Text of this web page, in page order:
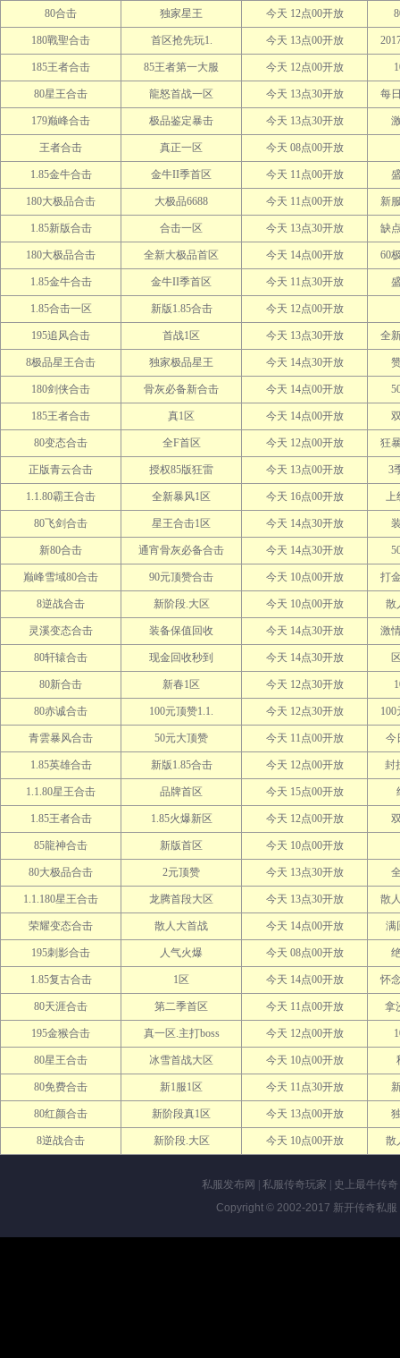
80合击 独家星王 今天 12点00开放
180戰聖合击 首区抢先玩1. 今天 13点00开放
185王者合击 85王者第一大服 今天 12点00开放
80星王合击 龍怒首战一区 今天 13点30开放 每
179巅峰合击 极品鉴定暴击 今天 13点30开放
王者合击 真正一区 今天 08点00开放
1.85金牛合击 金牛II季首区 今天 11点00开放
180大极品合击 大极品6688 今天 11点00开放 新
1.85新版合击 合击一区 今天 13点30开放 缺
180大极品合击 全新大极品首区 今天 14点00开放 60
1.85金牛合击 金牛II季首区 今天 11点30开放
1.85合击一区 新版1.85合击 今天 12点00开放
195追风合击 首战1区 今天 13点30开放 全
8极品星王合击 独家极品星王 今天 14点30开放
180剑侠合击 骨灰必备新合击 今天 14点00开放
185王者合击 真1区 今天 14点00开放
80变态合击 全F首区 今天 12点00开放 狂
正版青云合击 授权85版狂雷 今天 13点00开放 3
1.1.80霸王合击 全新暴风1区 今天 16点00开放 上
80飞剑合击 星王合击1区 今天 14点30开放
新80合击 通宵骨灰必备合击 今天 14点30开放
巅峰雪域80合击 90元顶赞合击 今天 10点00开放 打
8逆战合击 新阶段.大区 今天 10点00开放 散
灵溪变态合击 装备保值回收 今天 14点30开放 激
80轩辕合击 现金回收秒到 今天 14点30开放
80新合击 新春1区 今天 12点30开放
80赤诚合击 100元顶赞1.1. 今天 12点30开放 100
青雲暴风合击 50元大顶赞 今天 11点00开放 今
1.85英雄合击 新版1.85合击 今天 12点00开放 封
1.1.80星王合击 品牌首区 今天 15点00开放
1.85王者合击 1.85火爆新区 今天 12点00开放
85龍神合击 新版首区 今天 10点00开放
80大极品合击 2元顶赞 今天 13点30开放
1.1.180星王合击 龙腾首段大区 今天 13点30开放 散
荣耀变态合击 散人大首战 今天 14点00开放 满
195刺影合击 人气火爆 今天 08点00开放
1.85复古合击 1区 今天 14点00开放 怀
80天涯合击 第二季首区 今天 11点00开放 拿
195金猴合击 真一区.主打boss 今天 12点00开放
80星王合击 冰雪首战大区 今天 10点00开放
80免费合击 新1服1区 今天 11点30开放
80红颜合击 新阶段真1区 今天 13点00开放
8逆战合击 新阶段.大区 今天 10点00开放 散
私服发布网 私服传奇玩家 史上最牛传奇
Copyright © 2002-2017 新开传奇私服